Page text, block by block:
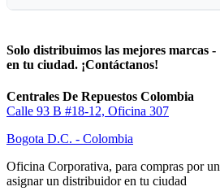
Solo distribuimos las mejores marcas
en tu ciudad. ¡Contáctanos!
Centrales De Repuestos Colombia
Calle 93 B #18-12, Oficina 307
Bogota D.C. - Colombia
Oficina Corporativa, para compras por
asignar un distribuidor en tu ciudad